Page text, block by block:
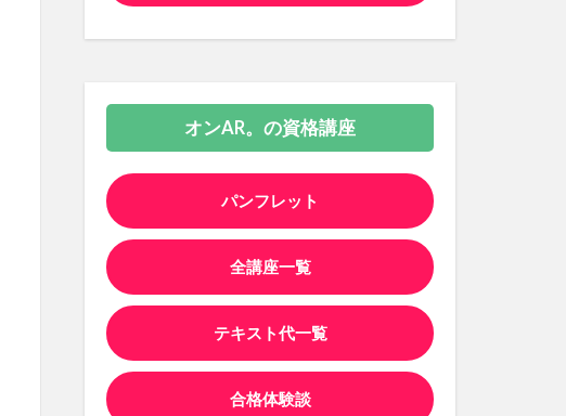
オンAR。の資格講座
パンフレット
全講座一覧
テキスト代一覧
合格体験談